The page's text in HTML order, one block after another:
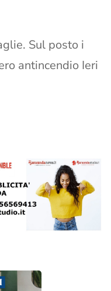
Sul posto i
antincendio Ieri